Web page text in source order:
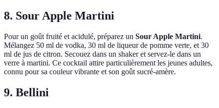
8. Sour Apple Martini
Pour un goût fruité et acidulé, préparez un Sour Apple Martini.
Mélangez 50 ml de vodka, 30 ml de liqueur de pomme verte, et 30
ml de jus de citron. Secouez dans un shaker et servez-le dans un
verre à martini. Ce cocktail attire particulièrement les jeunes adultes,
connu pour sa couleur vibrante et son goût sucré-amère.
9. Bellini